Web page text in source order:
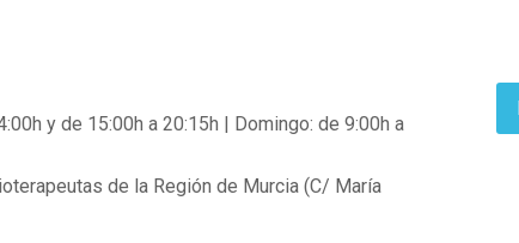
y de 15:00h a 20:15h | Domingo: de 9:00h a
de la Región de Murcia (C/ María